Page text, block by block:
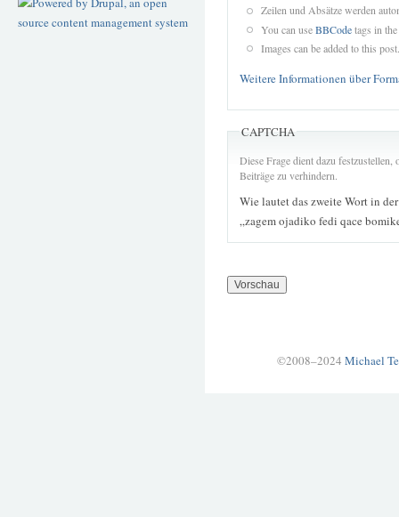
Zeilen und Absätze werden
You can useBBCodetags in
Images can be added to this post.
Weitere Informationen über
CAPTCHA
Diese Frage dient dazu
Beiträge zu verhindern.
Wie lautet das zweite Wort in
„zagem ojadiko fedi qace
©2008–2024 Michael